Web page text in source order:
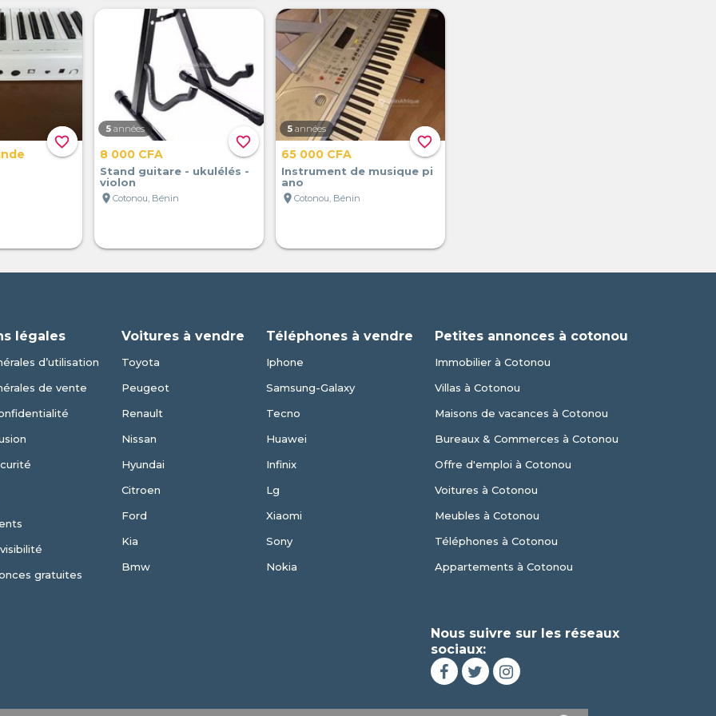
favorite_border favorite_border
5 années
8 000 CFA
Stand guitare - ukulélés -
violon
location_on Cotonou, Bénin
favorite_border
5 années
65 000 CFA
Instrument de musique pi
ano
location_on Cotonou, Bénin
légales
d’utilisation
de vente
gratuites
Voitures à vendre
Toyota
Peugeot
Renault
Nissan
Hyundai
Citroen
Ford
Kia
Bmw
Téléphones à vendre
Iphone
Samsung-Galaxy
Tecno
Huawei
Infinix
Lg
Xiaomi
Sony
Nokia
Petites annonces à cotonou
Immobilier à Cotonou
Villas à Cotonou
Maisons de vacances à Cotonou
Bureaux & Commerces à Cotonou
Offre d'emploi à Cotonou
Voitures à Cotonou
Meubles à Cotonou
Téléphones à Cotonou
Appartements à Cotonou
Nous suivre sur les réseaux
sociaux: